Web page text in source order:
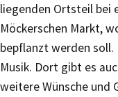
liegenden Ortsteil bei
Möckerschen Markt,
bepflanzt werden soll.
Musik. Dort gibt es
weitere Wünsche und